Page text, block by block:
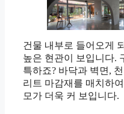
건물 내부로 들어오게
높은 현관이 보입니다.
특하죠? 바닥과 벽면,
리트 마감재를 매치하
모가 더욱 커 보입니다.